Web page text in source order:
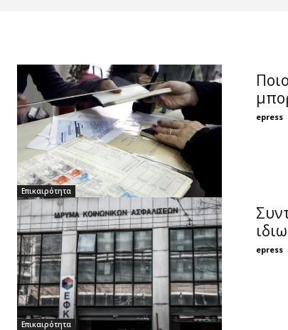
Επικαιρότητα
epress -
Επικαιρότητα
epress -